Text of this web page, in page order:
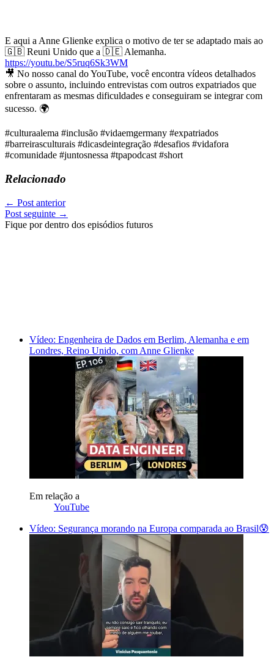
E aqui a Anne Glienke explica o motivo de ter se adaptado mais ao
🇬🇧 Reuni Unido que a 🇩🇪 Alemanha.
https://youtu.be/S5ruq6Sk3WM
🎥 No nosso canal do YouTube, você encontra vídeos detalhados
sobre o assunto, incluindo entrevistas com outros expatriados que
enfrentaram as mesmas dificuldades e conseguiram se integrar com
sucesso. 🌍
#culturaalema #inclusão #vidaemgermany #expatriados
#barreirasculturais #dicasdeintegração #desafios #vidafora
#comunidade #juntosnessa #tpapodcast #short
Relacionado
← Post anterior
Post seguinte →
Fique por dentro dos episódios futuros
Vídeo: Engenheira de Dados em Berlim, Alemanha e em
Londres, Reino Unido, com Anne Glienke
Em relação a
YouTube
Vídeo: Segurança morando na Europa comparada ao Brasil😰